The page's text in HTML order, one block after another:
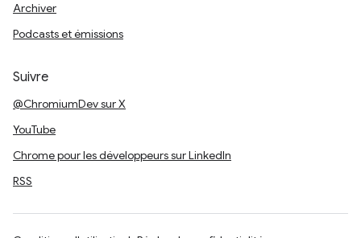
Archiver
Podcasts et émissions
Suivre
@ChromiumDev sur X
YouTube
Chrome pour les développeurs sur LinkedIn
RSS